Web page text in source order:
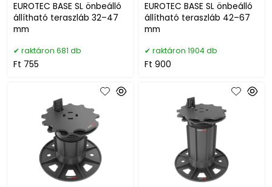
EUROTEC BASE SL önbeálló
állítható teraszláb 32–47
mm
raktáron 681 db
Ft 755
EUROTEC BASE SL önbeálló
állítható teraszláb 42–67
mm
raktáron 1904 db
Ft 900